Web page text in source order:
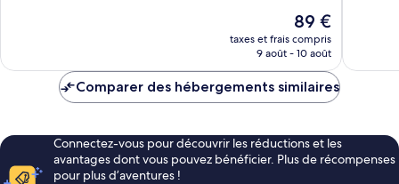
Le
nouveau
prix
de
89 €
taxes et frais compris
9 août - 10 août
Comparer des hébergements similaires
Connectez-vous pour découvrir les réductions et les
avantages dont vous pouvez bénéficier. Plus de récompenses
pour plus d’aventures !